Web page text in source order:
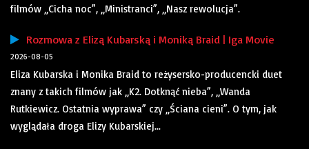
filmów „Cicha noc”, „Ministranci”, „Nasz rewolucja”.
Rozmowa z Elizą Kubarską i Moniką Braid | Iga Movie
2026-08-05
Eliza Kubarska i Monika Braid to reżysersko-producencki duet
znany z takich filmów jak „K2. Dotknąć nieba”, „Wanda
Rutkiewicz. Ostatnia wyprawa” czy „Ściana cieni”. O tym, jak
wyglądała droga Elizy Kubarskiej...